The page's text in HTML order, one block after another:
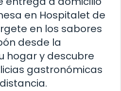
en Hospitalet de
en los sabores
desde la
hogar y descubre
gastronómicas